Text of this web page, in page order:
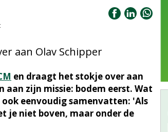
aan Olav Schipper
en draagt het stokje over aan
aan zijn missie: bodem eerst. Wat
eenvoudig samenvatten: 'Als
je niet boven, maar onder de